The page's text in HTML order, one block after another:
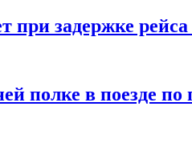
при задержке
полке в поезде по